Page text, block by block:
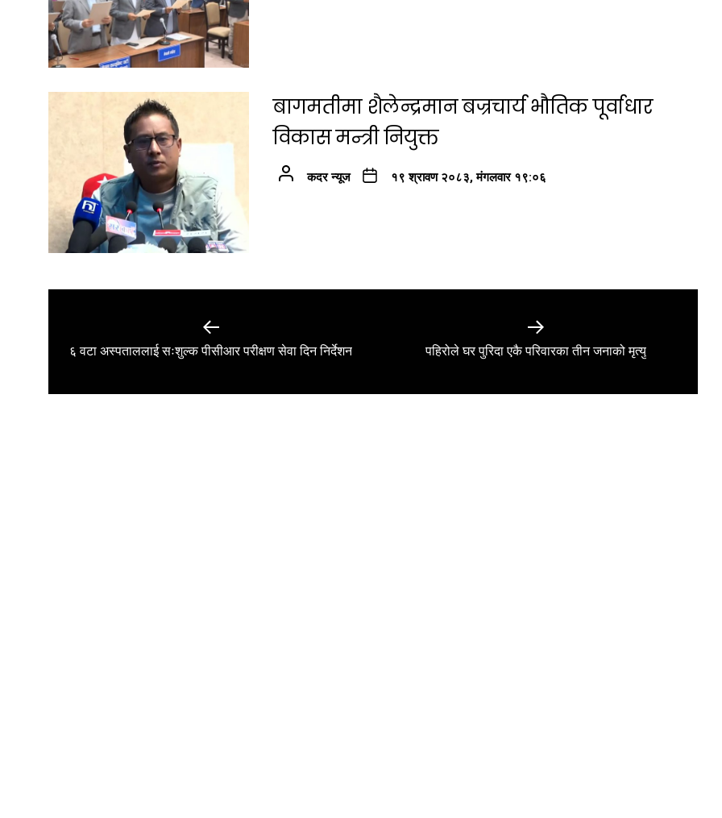
बागमतीमा शैलेन्द्रमान बज्रचार्य भौतिक पूर्वाधार
विकास मन्त्री नियुक्त
कदर न्यूज १९ श्रावण २०८३, मंगलवार १९:०६
Previous
६ वटा अस्पताललाई सःशुल्क पीसीआर परीक्षण सेवा दिन निर्देशन
Next
पहिरोले घर पुरिदा एकै परिवारका तीन जनाको मृत्यु